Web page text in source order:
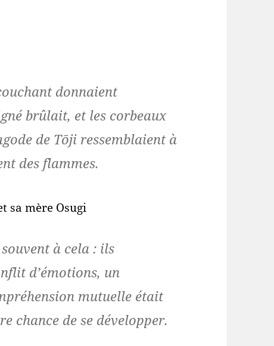
donnaient
brûlait, et les corbeaux
de Tōji ressemblaient à
des flammes.
sa mère Osugi
à cela : ils
d’émotions, un
mutuelle était
chance de se développer.